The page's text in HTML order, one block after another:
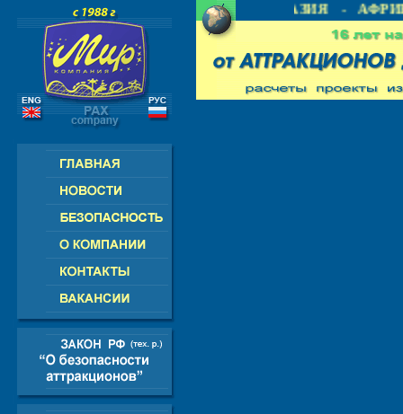
- СНГ - ЕВРОПА - АМЕРИКА - АЗИЯ -